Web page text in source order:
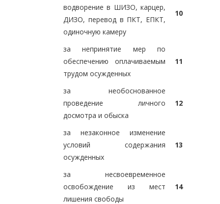
водворение в ШИЗО, карцер,
ДИЗО, перевод в ПКТ, ЕПКТ,
одиночную камеру
10
за непринятие мер по
обеспечению оплачиваемым
трудом осужденных
11
за необоснованное
проведение личного
досмотра и обыска
12
за незаконное изменение
условий содержания
осужденных
13
за несвоевременное
освобождение из мест
лишения свободы
14